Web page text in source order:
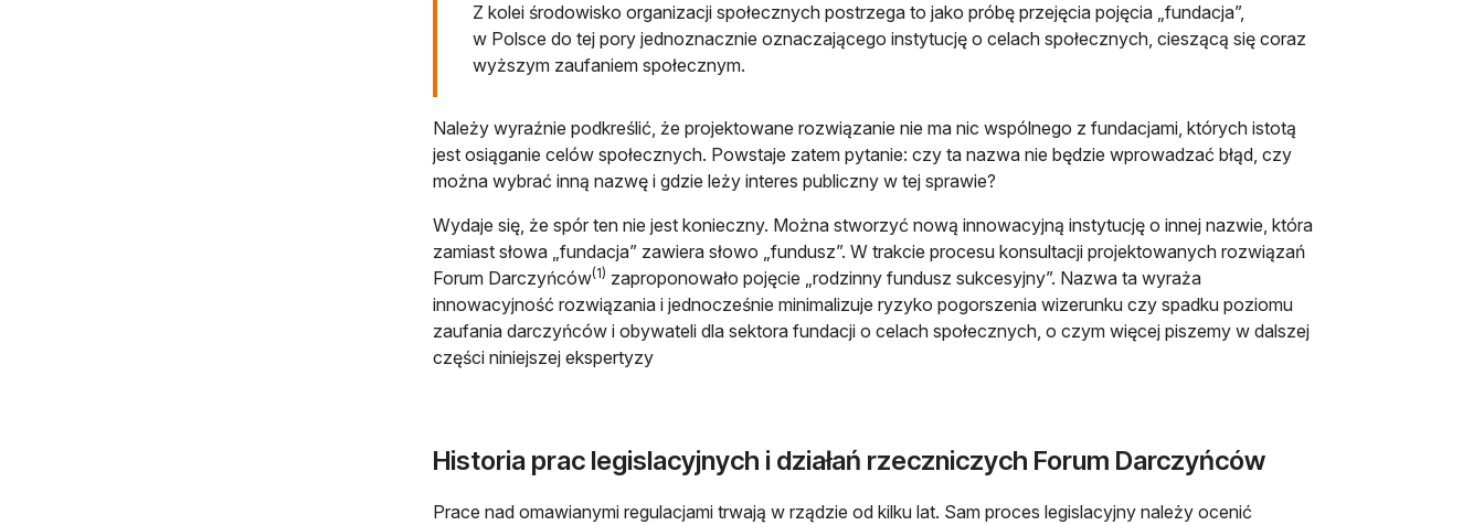
Z kolei środowisko organizacji społecznych postrzega to jako próbę przejęcia pojęcia „fundacja”,
w Polsce do tej pory jednoznacznie oznaczającego instytucję o celach społecznych, cieszącą się coraz
wyższym zaufaniem społecznym.
Należy wyraźnie podkreślić, że projektowane rozwiązanie nie ma nic wspólnego z fundacjami, których istotą
jest osiąganie celów społecznych. Powstaje zatem pytanie: czy ta nazwa nie będzie wprowadzać błąd, czy
można wybrać inną nazwę i gdzie leży interes publiczny w tej sprawie?
Wydaje się, że spór ten nie jest konieczny. Można stworzyć nową innowacyjną instytucję o innej nazwie, która
zamiast słowa „fundacja” zawiera słowo „fundusz”. W trakcie procesu konsultacji projektowanych rozwiązań
Forum Darczyńców(1) zaproponowało pojęcie „rodzinny fundusz sukcesyjny”. Nazwa ta wyraża
innowacyjność rozwiązania i jednocześnie minimalizuje ryzyko pogorszenia wizerunku czy spadku poziomu
zaufania darczyńców i obywateli dla sektora fundacji o celach społecznych, o czym więcej piszemy w dalszej
części niniejszej ekspertyzy
Historia prac legislacyjnych i działań rzeczniczych Forum Darczyńców
Prace nad omawianymi regulacjami trwają w rządzie od kilku lat. Sam proces legislacyjny należy ocenić